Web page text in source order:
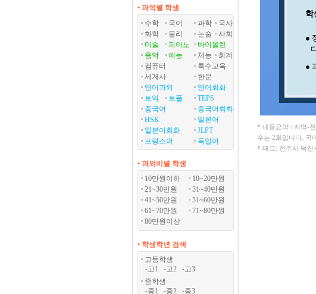
• 과목별 학생
수학
국어 과학
국사
화학
물리 논술
사회
미술
피아노
바이올린
음악
예능 체능
회계
컴퓨터
특수교육
세계사
한문
영어과외
영어회화
토익
토플
TEPS
중국어
중국어회화
HSK
일본어
일본어회화
JLPT
프랑스어
독일어
• 과외비별 학생
10만원이하
10~20만원
21~30만원
31~40만원
41~50만원
51~60만원
61~70만원
71~80만원
80만원이상
• 학생학년 검색
고등학생
-고1 -고2 -고3
중학생
-중1 -중2 -중3
학
●
●
* 내용요약 : 지역-
수는 2회입니다. 국
* 태그: 전주시 덕진